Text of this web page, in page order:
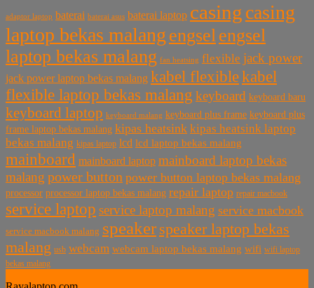
adaptor laptop baterai baterai asus baterai laptop casing casing
laptop bekas malang engselengsel
laptop bekas malang fan heatsing flexible jack power
jack power laptop bekas malang kabel flexiblekabel
flexible laptop bekas malang keyboard keyboard baru
keyboard laptop keyboard malang keyboard plus frame keyboard plus
frame laptop bekas malang kipas heatsink kipas heatsink laptop
bekas malang kipas laptop lcd lcd laptop bekas malang
mainboard mainboard laptop mainboard laptop bekas
malang power button power button laptop bekas malang
processor processor laptop bekas malang repair laptop repair macbook
service laptop service laptop malang service macbook
service macbook malang speaker speaker laptop bekas
malang usb webcam webcam laptop bekas malang wifi wifi laptop
bekas malang